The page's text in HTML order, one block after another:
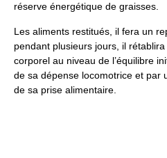
réserve énergétique de graisses.
Les aliments restitués, il fera un
pendant plusieurs jours, il
corporel au niveau de l’équilibre
de sa dépense locomotrice et par
de sa prise alimentaire.